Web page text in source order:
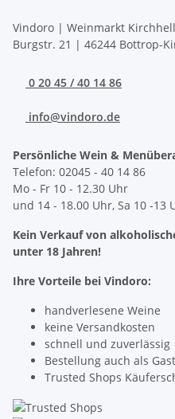
Vindoro | Weinmarkt
Burgstr. 21 | 46244 Bottrop-
0 20 45 / 40 14 86
info@vindoro.de
Persönliche Wein &
Telefon: 02045 - 40 14 86
Mo - Fr 10 - 12.30 Uhr
und 14 - 18.00 Uhr, Sa 10 -13
Kein Verkauf von
unter 18 Jahren!
Ihre Vorteile bei Vindoro:
handverlesene Weine
keine Versandkosten
schnell und zuverlässig
Bestellung auch als Gast
Trusted Shops